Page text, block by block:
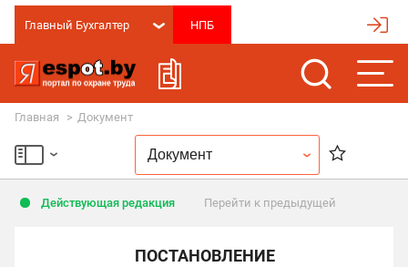
Главный Бухгалтер
Главная Документ
Действующая редакция Перейти к предыдущей
ПОСТАНОВЛЕНИЕ